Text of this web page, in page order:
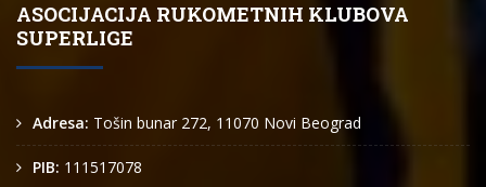
ASOCIJACIJA RUKOMETNIH KLUBOVA
SUPERLIGE
Adresa: Tošin bunar 272, 11070 Novi Beograd
PIB: 111517078